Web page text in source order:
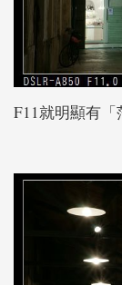
F11就明顯有「